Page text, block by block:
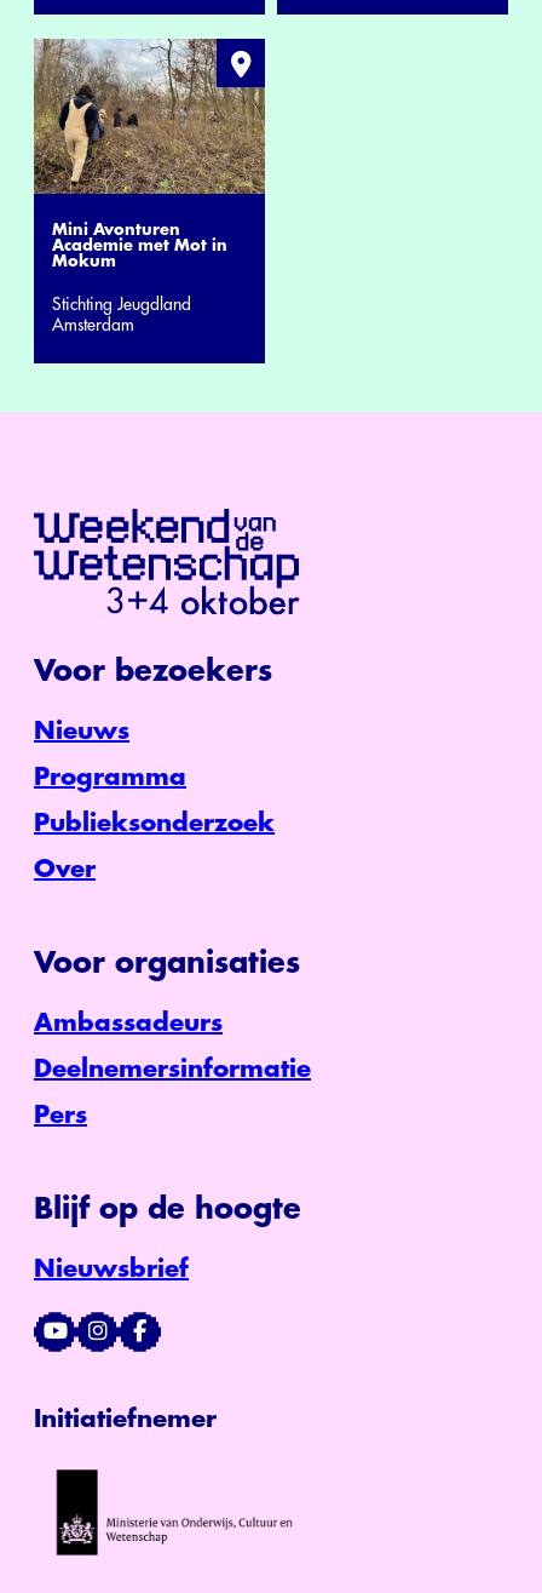
Mini Avonturen
Academie met Mot in
Mokum
Stichting Jeugdland
Amsterdam
Voor bezoekers
Nieuws
Programma
Publieksonderzoek
Over
Voor organisaties
Ambassadeurs
Deelnemersinformatie
Pers
Blijf op de hoogte
Nieuwsbrief
Initiatiefnemer